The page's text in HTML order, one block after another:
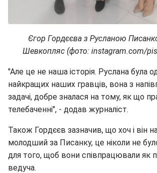
Єгор Гордєєва з Русланою
Шевкопляс (фото: instagram.com/
"Але це не наша історія. Руслана була
найкращих наших гравців, вона з
задачі, добре зналася на тому, як що
телебаченні", - додав журналіст.
Також Гордєєв зазначив, що хоч і він
молодший за Писанку, це ніколи не
для того, щоб вони співпрацювали як
ведуча.